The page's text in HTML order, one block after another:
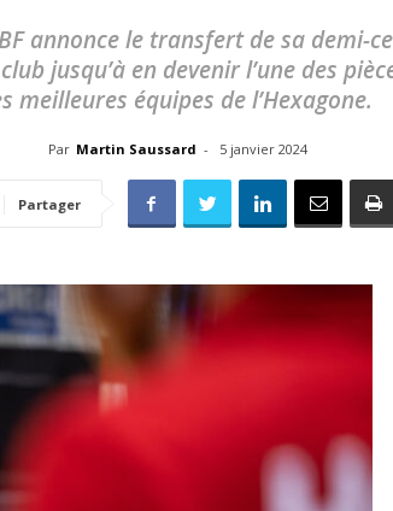
toute
annonce le transfert de sa demi-
jusqu’à en devenir l’une des
meilleures équipes de l’Hexagone.
Par Martin Saussard - 5 janvier 2024
Partager